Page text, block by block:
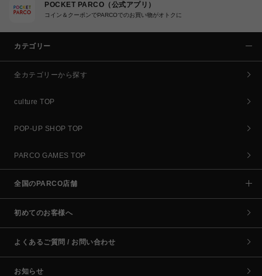
POCKET PARCO（公式アプリ）
コイン＆クーポンでPARCOでのお買い物がオトクに
カテゴリー
全カテゴリーから探す
culture TOP
POP-UP SHOP TOP
PARCO GAMES TOP
全国のPARCO店舗
初めてのお客様へ
よくあるご質問 / お問い合わせ
お知らせ